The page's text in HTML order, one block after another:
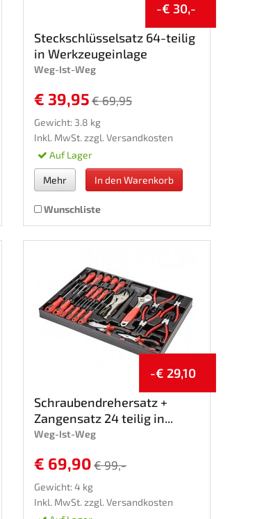
-€ 30,-
Steckschlüsselsatz 64-teilig
in Werkzeugeinlage
Weg-Ist-Weg
€ 39,95 € 69,95
Gewicht: 3.8 kg
Inkl. MwSt. zzgl. Versandkosten
Auf Lager
Mehr In den Warenkorb
Wunschliste
-€ 29,10
Schraubendrehersatz +
Zangensatz 24 teilig in...
Weg-Ist-Weg
€ 69,90 € 99,-
Gewicht: 4 kg
Inkl. MwSt. zzgl. Versandkosten